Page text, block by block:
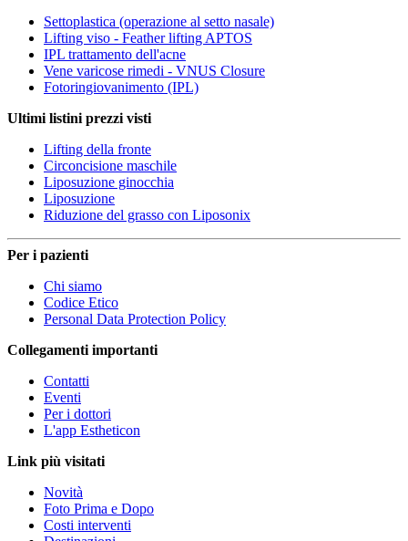
Settoplastica (operazione al setto nasale)
Lifting viso - Feather lifting APTOS
IPL trattamento dell'acne
Vene varicose rimedi - VNUS Closure
Fotoringiovanimento (IPL)
Ultimi listini prezzi visti
Lifting della fronte
Circoncisione maschile
Liposuzione ginocchia
Liposuzione
Riduzione del grasso con Liposonix
Per i pazienti
Chi siamo
Codice Etico
Personal Data Protection Policy
Collegamenti importanti
Contatti
Eventi
Per i dottori
L'app Estheticon
Link più visitati
Novità
Foto Prima e Dopo
Costi interventi